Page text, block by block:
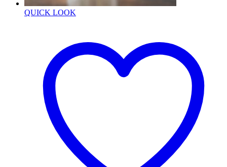
QUICK LOOK